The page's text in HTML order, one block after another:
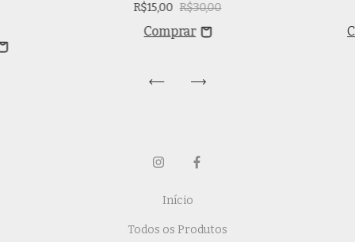
R$15,00 R$30,00
Início
Todos os Produtos